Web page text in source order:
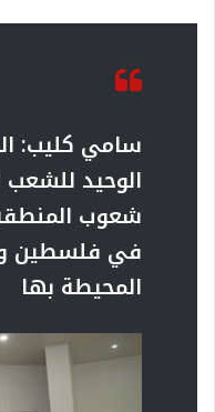
سامي كليب:
الوحيد
شعوب
في فلسطين
المحيطة بها